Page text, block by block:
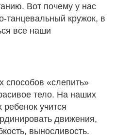
Вот почему у нас
танцевальный кружок, в
все наши
способов «слепить»
тело. На наших
учится
движения,
выносливость.